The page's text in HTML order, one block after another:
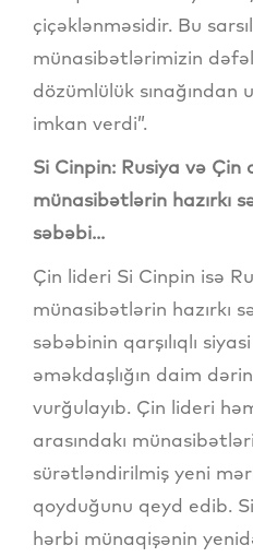
çiçəklənməsidir. Bu
münasibətlərimizin
dözümlülük sınağından
imkan verdi”.
Si Cinpin: Rusiya və Çin
münasibətlərin hazırkı
səbəbi...
Çin lideri Si Cinpin isə
münasibətlərin hazırkı
səbəbinin qarşılıqlı
əməkdaşlığın daim
vurğulayıb. Çin lideri
arasındakı
sürətləndirilmiş yeni
qoyduğunu qeyd edib.
hərbi münaqişənin